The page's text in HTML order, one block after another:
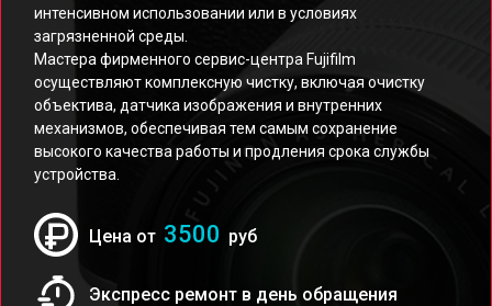
интенсивном использовании или в условиях
загрязненной среды.
Мастера фирменного сервис-центра Fujifilm
осуществляют комплексную чистку, включая очистку
объектива, датчика изображения и внутренних
механизмов, обеспечивая тем самым сохранение
высокого качества работы и продления срока службы
устройства.
Цена от 3500 руб
Экспресс ремонт в день обращения